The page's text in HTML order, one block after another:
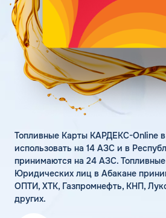
Статьи
Цена бензина и ДТ
Личный кабинет
Карта АЗС
Получить консультацию
Топливные Карты КАРДЕКС-Online
использовать на 14 АЗС и в
принимаются на 24 АЗС.
Юридических лиц в Абакане
ОПТИ, ХТК, Газпромнефть, КНП,
других.